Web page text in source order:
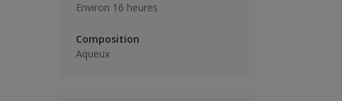
Environ 16 heures
Composition
Aqueux